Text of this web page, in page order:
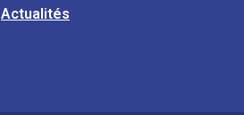
Actualités